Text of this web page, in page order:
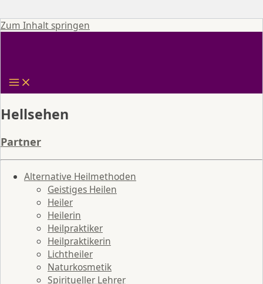
Zum Inhalt springen
Hellsehen
Partner
Alternative Heilmethoden
Geistiges Heilen
Heiler
Heilerin
Heilpraktiker
Heilpraktikerin
Lichtheiler
Naturkosmetik
Spiritueller Lehrer